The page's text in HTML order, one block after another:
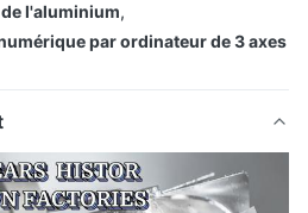
l'aluminium,
par ordinateur de 3 axes